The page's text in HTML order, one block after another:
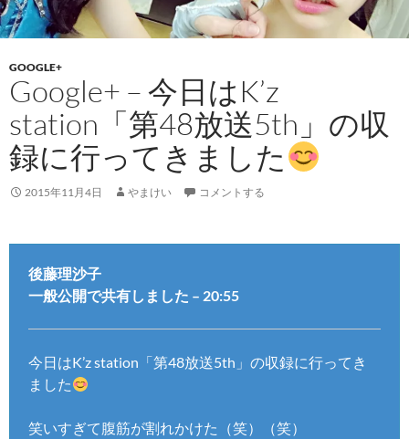
GOOGLE+
Google+ – 今日はK’z
station「第48放送5th」の収
録に行ってきました
2015年11月4日 やまけい コメントする
後藤理沙子
一般公開で共有しました – 20:55
今日はK’z station「第48放送5th」の収録に行ってき
ました
笑いすぎて腹筋が割れかけた（笑）（笑）